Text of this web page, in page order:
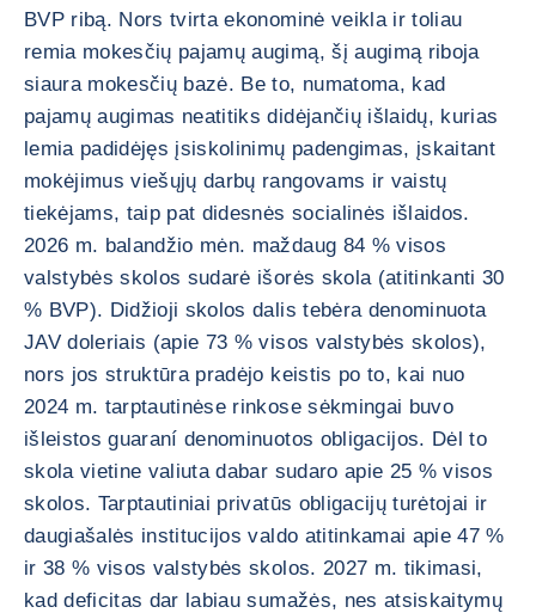
BVP ribą. Nors tvirta ekonominė veikla ir toliau
remia mokesčių pajamų augimą, šį augimą riboja
siaura mokesčių bazė. Be to, numatoma, kad
pajamų augimas neatitiks didėjančių išlaidų, kurias
lemia padidėjęs įsiskolinimų padengimas, įskaitant
mokėjimus viešųjų darbų rangovams ir vaistų
tiekėjams, taip pat didesnės socialinės išlaidos.
2026 m. balandžio mėn. maždaug 84 % visos
valstybės skolos sudarė išorės skola (atitinkanti 30
% BVP). Didžioji skolos dalis tebėra denominuota
JAV doleriais (apie 73 % visos valstybės skolos),
nors jos struktūra pradėjo keistis po to, kai nuo
2024 m. tarptautinėse rinkose sėkmingai buvo
išleistos guaraní denominuotos obligacijos. Dėl to
skola vietine valiuta dabar sudaro apie 25 % visos
skolos. Tarptautiniai privatūs obligacijų turėtojai ir
daugiašalės institucijos valdo atitinkamai apie 47 %
ir 38 % visos valstybės skolos. 2027 m. tikimasi,
kad deficitas dar labiau sumažės, nes atsiskaitymų